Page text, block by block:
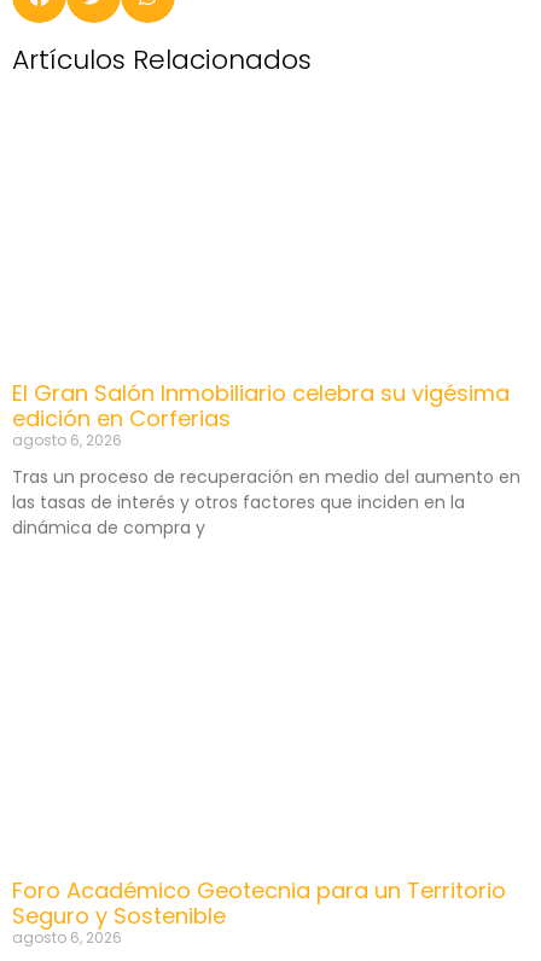
Artículos Relacionados
El Gran Salón Inmobiliario celebra su vigésima
edición en Corferias
agosto 6, 2026
Tras un proceso de recuperación en medio del aumento en
las tasas de interés y otros factores que inciden en la
dinámica de compra y
Foro Académico Geotecnia para un Territorio
Seguro y Sostenible
agosto 6, 2026